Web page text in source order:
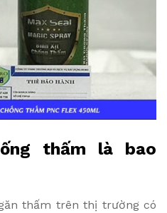
thấm là bao
thấm trên thị trường có